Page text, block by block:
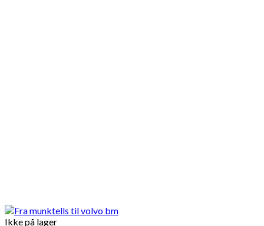
Ikke på lager